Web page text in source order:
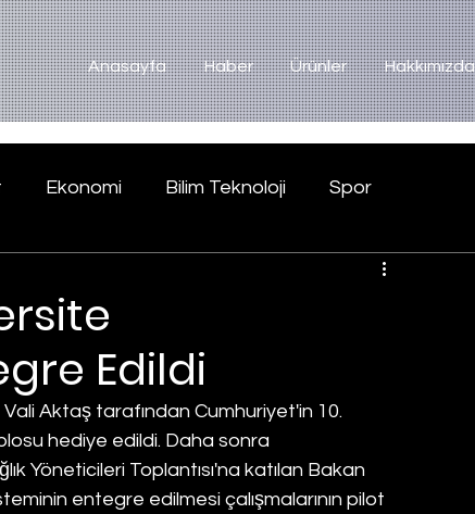
Anasayfa Haber Ürünler Hakkımızda
Ekonomi Bilim Teknoloji Spor
Edildi
Aktaş tarafından Cumhuriyet'in 10.
hediye edildi. Daha sonra
Yöneticileri Toplantısı'na katılan Bakan
entegre edilmesi çalışmalarının pilot